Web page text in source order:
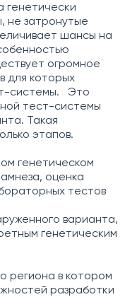
генетически
не затронутые
шансы на
огромное
для которых
системы. Это
тест-системы
Такая
этапов.
генетическом
оценка
тестов
варианта,
генетическим
региона в котором
разработки